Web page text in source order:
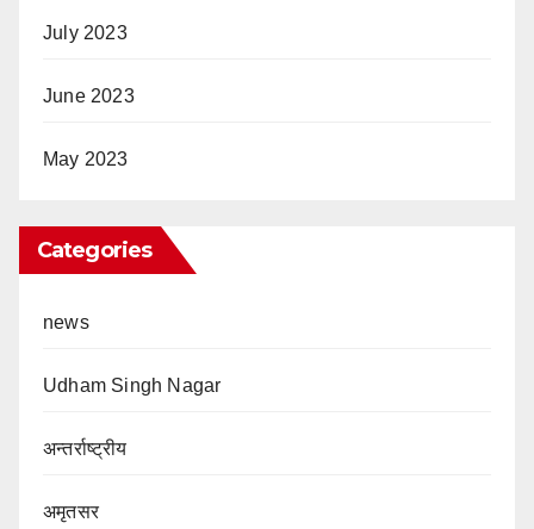
July 2023
June 2023
May 2023
Categories
news
Udham Singh Nagar
अन्तर्राष्ट्रीय
अमृतसर